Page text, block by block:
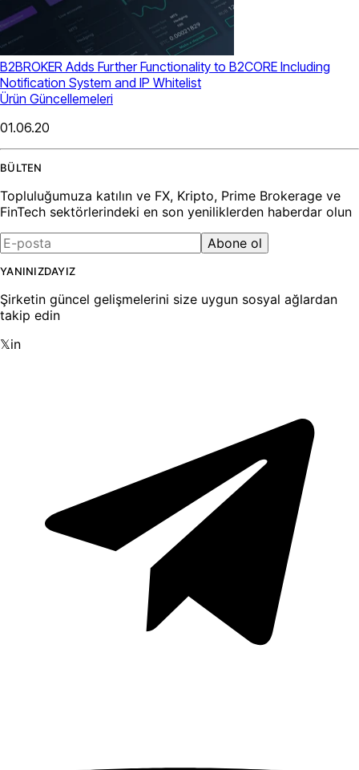
B2BROKER Adds Further Functionality to B2CORE Including
Notification System and IP Whitelist
Ürün Güncellemeleri
01.06.20
BÜLTEN
Topluluğumuza katılın ve FX, Kripto, Prime Brokerage ve
FinTech sektörlerindeki en son yeniliklerden haberdar olun
Abone ol
YANINIZDAYIZ
Şirketin güncel gelişmelerini size uygun sosyal ağlardan
takip edin
𝕏in